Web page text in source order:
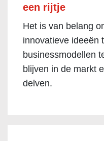
een rijtje
Het is van belang
innovatieve ideeën
businessmodellen
blijven in de markt
delven.